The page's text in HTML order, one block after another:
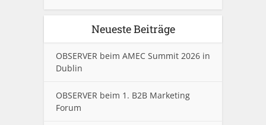
Neueste Beiträge
OBSERVER beim AMEC Summit 2026 in
Dublin
OBSERVER beim 1. B2B Marketing
Forum